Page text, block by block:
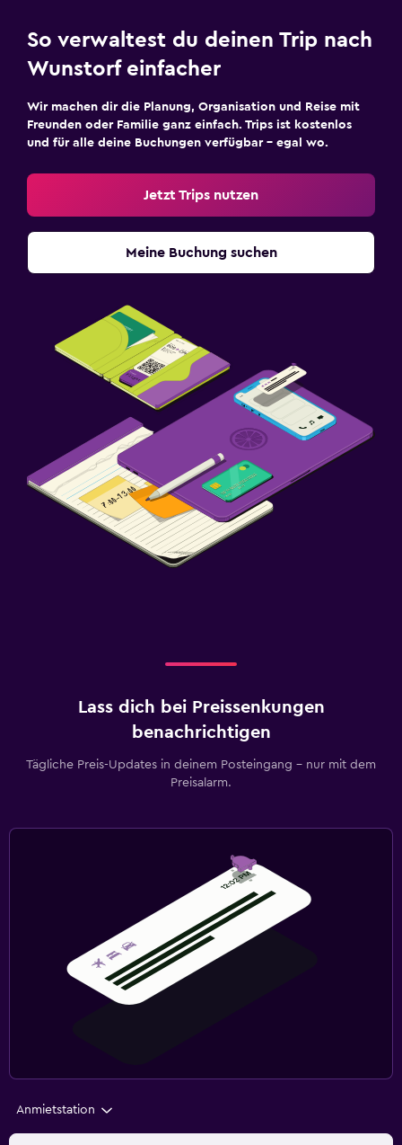
So verwaltest du deinen Trip nach
Wunstorf einfacher
Wir machen dir die Planung, Organisation und Reise mit
Freunden oder Familie ganz einfach. Trips ist kostenlos
und für alle deine Buchungen verfügbar – egal wo.
Jetzt Trips nutzen
Meine Buchung suchen
Lass dich bei Preissenkungen
benachrichtigen
Tägliche Preis-Updates in deinem Posteingang – nur mit dem
Preisalarm.
Anmietstation